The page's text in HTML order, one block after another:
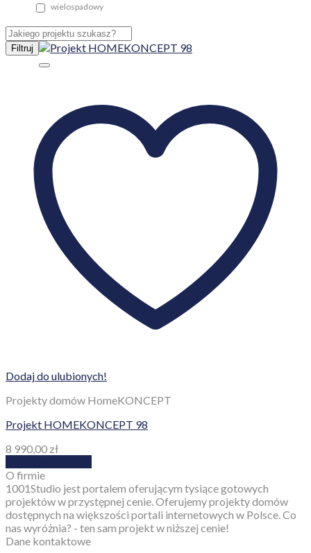
wielospadowy
Filtruj
Dodaj do ulubionych!
Projekty domów HomeKONCEPT
Projekt HOMEKONCEPT 98
8 990,00 zł
O firmie
1001Studio jest portalem oferującym tysiące gotowych
projektów w przystępnej cenie. Oferujemy projekty domów
dostępnych na większości portali internetowych w Polsce. Co
nas wyróżnia? - ten sam projekt w niższej cenie!
Dane kontaktowe